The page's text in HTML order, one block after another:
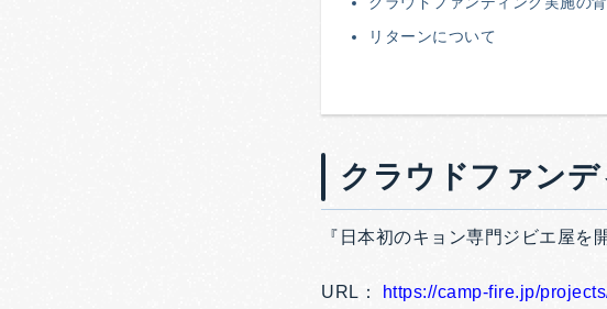
リターンについて
クラウドファン
『日本初のキョン専門ジビエ屋を
URL： https://camp-fire.jp/